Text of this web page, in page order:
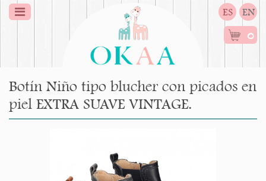
ES EN
0
Botín Niño tipo blucher con picados en
piel EXTRA SUAVE VINTAGE.